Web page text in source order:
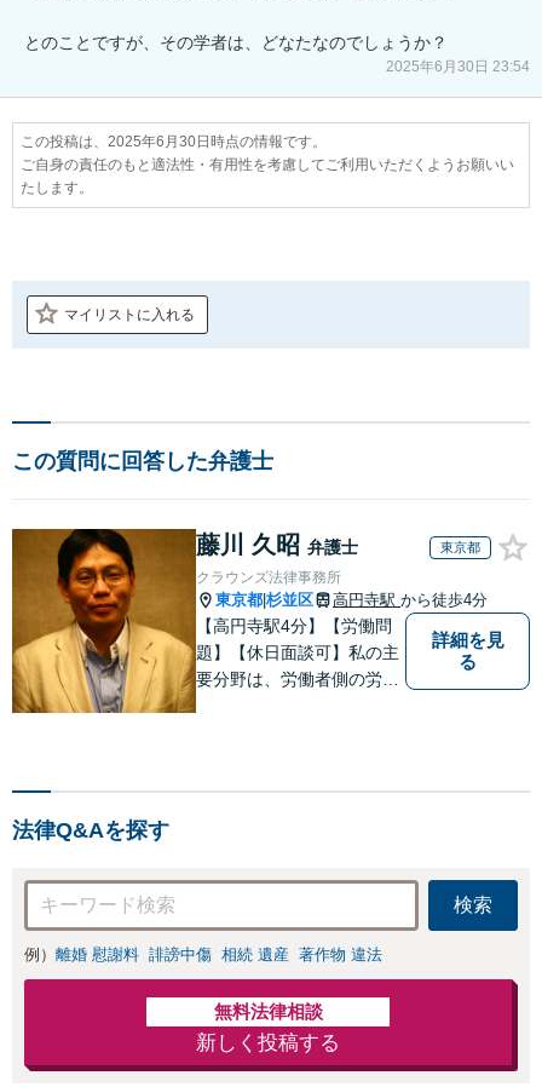
とのことですが、その学者は、どなたなのでしょうか？
2025年6月30日 23:54
この投稿は、2025年6月30日時点の情報です。
ご自身の責任のもと適法性・有用性を考慮してご利用いただくようお願いい
たします。
マイリストに入れる
この質問に回答した弁護士
藤川 久昭 弁護士 東京都
クラウンズ法律事務所
東京都 杉並区 高円寺駅 から徒歩4分
【高円寺駅4分】【労働問
題】【休日面談可】私の主
要分野は、労働者側の労働
詳細を見
る
法律Q&Aを探す
検索
例） 離婚 慰謝料 誹謗中傷 相続 遺産 著作物 違法
無料法律相談
新しく投稿する